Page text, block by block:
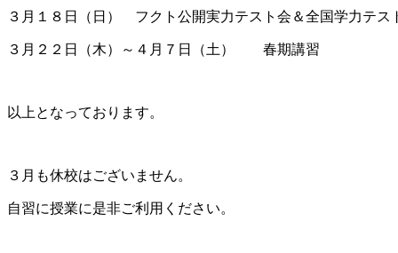
３月１８日（日） フクト公開実力テスト会＆全国学力テス
３月２２日（木）～４月７日（土） 春期講習
以上となっております。
３月も休校はございません。
自習に授業に是非ご利用ください。